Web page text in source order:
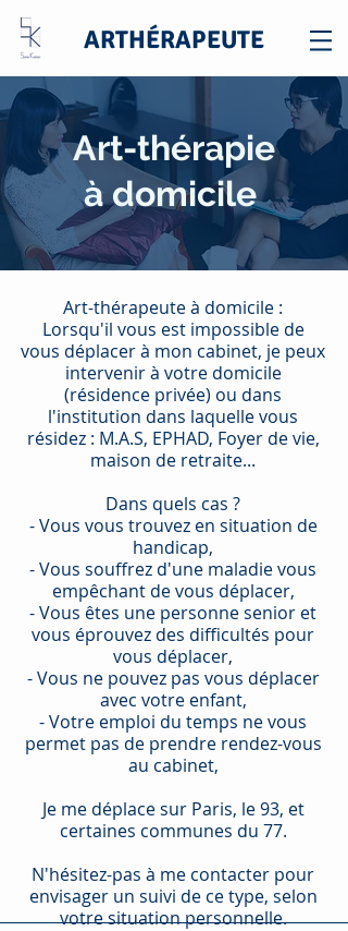
ARTHÉRAPEUTE
Art-thérapie
àdomicile
Art-thérapeute à domicile :
Lorsqu'il vous est impossible de
vous déplacer à mon cabinet, je peux
intervenir à votre domicile
(résidence privée) ou dans
l'institution dans laquelle vous
résidez : M.A.S, EPHAD, Foyer de vie,
maison de retraite...
Dans quels cas ?
- Vous vous trouvez en situation de
handicap,
- Vous souffrez d'une maladie vous
empêchant de vous déplacer,
- Vous êtes une personne senior et
vous éprouvez des difficultés pour
vous déplacer,
- Vous ne pouvez pas vous déplacer
avec votre enfant,
- Votre emploi du temps ne vous
permet pas de prendre rendez-vous
au cabinet,
Je me déplace sur Paris, le 93, et
certaines communes du 77.
N'hésitez-pas à me contacter pour
envisager un suivi de ce type, selon
votre situation personnelle.